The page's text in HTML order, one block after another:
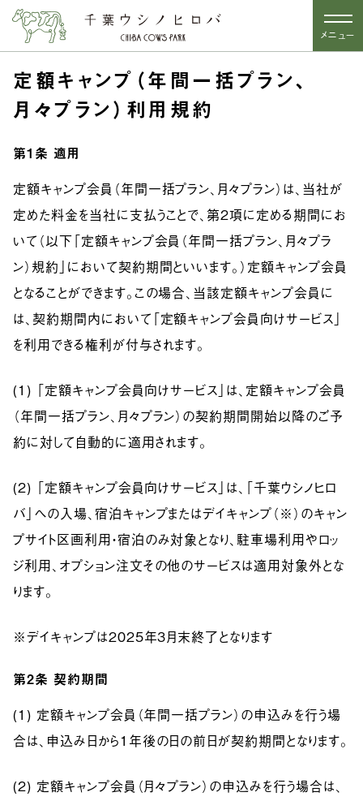
メニュー
定額キャンプ（年間一括プラン、
月々プラン）利用規約
第1条 適用
定額キャンプ会員（年間一括プラン、月々プラン）は、当社が
定めた料金を当社に支払うことで、第2項に定める期間にお
いて（以下「定額キャンプ会員（年間一括プラン、月々プラ
ン）規約」において契約期間といいます。）定額キャンプ会員
となることができます。この場合、当該定額キャンプ会員に
は、契約期間内において「定額キャンプ会員向けサービス」
を利用できる権利が付与されます。
(1) 「定額キャンプ会員向けサービス」は、定額キャンプ会員
（年間一括プラン、月々プラン）の契約期間開始以降のご予
約に対して自動的に適用されます。
(2) 「定額キャンプ会員向けサービス」は、「千葉ウシノヒロ
バ」への入場、宿泊キャンプまたはデイキャンプ（※）のキャン
プサイト区画利用・宿泊のみ対象となり、駐車場利用やロッ
ジ利用、オプション注文その他のサービスは適用対象外とな
ります。
※デイキャンプは2025年3月末終了となります
第2条 契約期間
(1) 定額キャンプ会員（年間一括プラン）の申込みを行う場
合は、申込み日から1年後の日の前日が契約期間となります。
(2) 定額キャンプ会員（月々プラン）の申込みを行う場合は、